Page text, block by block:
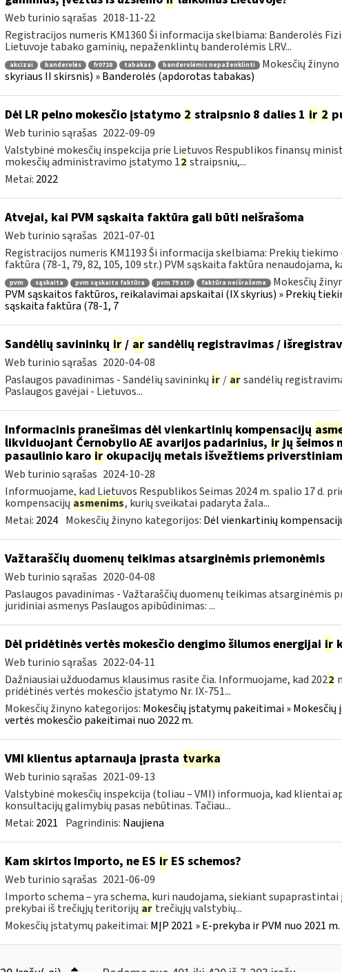
Web turinio sąrašas 2018-11-22
Registracijos numeris KM1360 Ši informacija skelbiama: Banderolės
Lietuvoje tabako gaminių, nepaženklintų banderolėmis LRV...
akcizai banderolės fr0718 tabakas banderolėmis nepaženklinti Mokesčių
skyriaus II skirsnis) » Banderolės (apdorotas tabakas)
Dėl LR pelno mokesčio įstatymo 2 straipsnio 8 dalies 1 ir 2
Web turinio sąrašas 2022-09-09
Valstybinė mokesčių inspekcija prie Lietuvos Respublikos finansų
mokesčių administravimo įstatymo 12 straipsniu,...
Metai: 2022
Atvejai, kai PVM sąskaita faktūra gali būti neišrašoma
Web turinio sąrašas 2021-07-01
Registracijos numeris KM1193 Ši informacija skelbiama: Prekių
faktūra (78-1, 79, 82, 105, 109 str.) PVM sąskaita faktūra nenaudojama,
pvm sąskaita pvm sąskaita faktūra pvm 79 str faktūra neišrašoma Mokesčių
PVM sąskaitos faktūros, reikalavimai apskaitai (IX skyrius) » Prekių
sąskaita faktūra (78-1, 7
Sandėlių savininkų ir/ arsandėlių registravimas /
Web turinio sąrašas 2020-04-08
Paslaugos pavadinimas - Sandėlių savininkų ir / ar sandėlių
Paslaugos gavėjai - Lietuvos...
Informacinis pranešimas dėl vienkartinių kompensacijų
likviduojant Černobylio AE avarijos padarinius, irjų šeimos
pasaulinio karo irokupacijų metais išvežtiems
Web turinio sąrašas 2024-10-28
Informuojame, kad Lietuvos Respublikos Seimas 2024 m. spalio 17 d.
kompensacijų asmenims, kurių sveikatai padaryta žala...
Metai: 2024 Mokesčių žinyno kategorijos: Dėl vienkartinių
Važtaraščių duomenų teikimas atsarginėmis priemonėmis
Web turinio sąrašas 2020-04-08
Paslaugos pavadinimas - Važtaraščių duomenų teikimas atsarginėmis
juridiniai asmenys Paslaugos apibūdinimas: ...
Dėl pridėtinės vertės mokesčio dengimo šilumos energijai ir
Web turinio sąrašas 2022-04-11
Dažniausiai užduodamus klausimus rasite čia. Informuojame, kad 2022
pridėtinės vertės mokesčio įstatymo Nr. IX-751...
Mokesčių žinyno kategorijos: Mokesčių įstatymų pakeitimai »
vertės mokesčio pakeitimai nuo 2022 m.
VMI klientus aptarnauja įprasta tvarka
Web turinio sąrašas 2021-09-13
Valstybinė mokesčių inspekcija (toliau – VMI) informuoja, kad klientai
konsultacijų galimybių pasas nebūtinas. Tačiau...
Metai: 2021 Pagrindinis: Naujiena
Kam skirtos Importo, ne ES irES schemos?
Web turinio sąrašas 2021-06-09
Importo schema – yra schema, kuri naudojama, siekiant
prekybai iš trečiųjų teritorijų ar trečiųjų valstybių...
Mokesčių įstatymų pakeitimai: MĮP 2021 » E-prekyba ir PVM nuo 2021